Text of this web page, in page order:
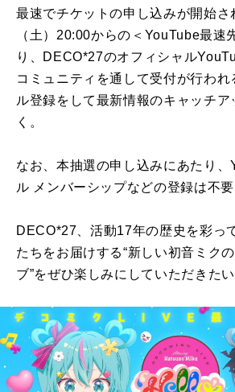
最速でチケットの申し込みが開始さ
（土）20:00からの＜YouTube最速
り、DECO*27のオフィシャル
コミュニティを通して受付が行われ
ル登録をして最新情報のキャッチア
く。
なお、本抽選の申し込みにあたり
ル メンバーシップなどの登録は不要
DECO*27、活動17年の歴史を彩っ
たちをお届けする“新しい初音ミク
ブ”をぜひ楽しみにしていただきたい